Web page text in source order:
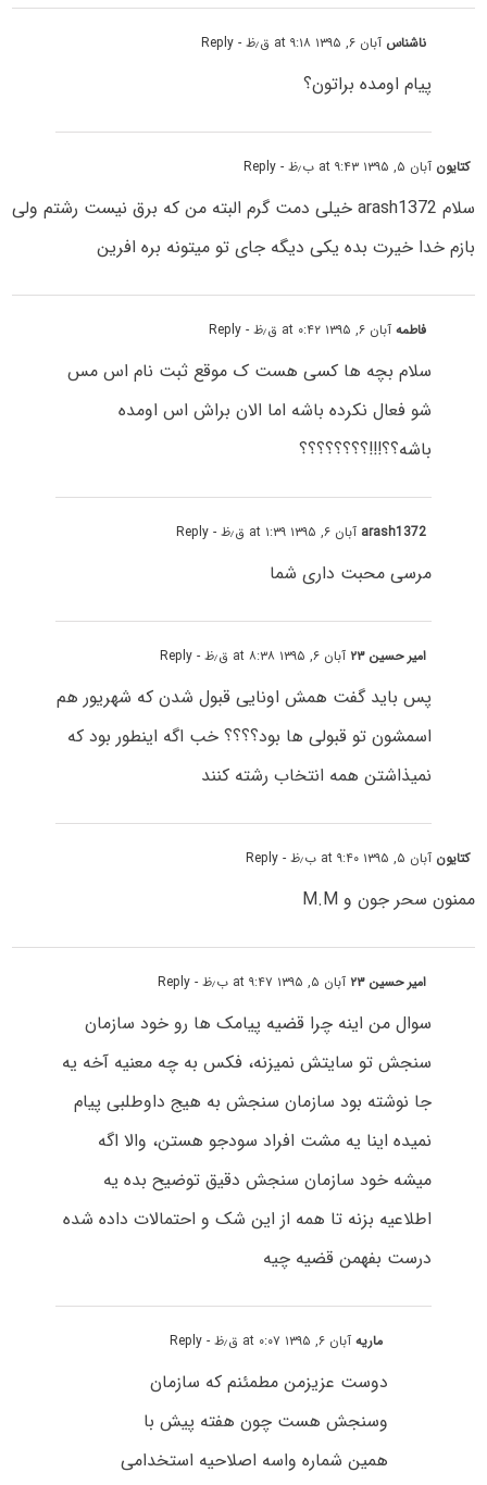
ناشناس آبان ۶, ۱۳۹۵ at ۹:۱۸ ق٫ظ - Reply
پیام اومده براتون؟
کتایون آبان ۵, ۱۳۹۵ at ۹:۴۳ ب٫ظ - Reply
سلام arash1372 خیلی دمت گرم البته من که برق نیست رشتم ولی
بازم خدا خیرت بده یکی دیگه جای تو میتونه بره افرین
فاطمهآبان ۶, ۱۳۹۵ at ۰:۴۲ ق٫ظ - Reply
سلام بچه ها کسی هست ک موقع ثبت نام اس مس
شو فعال نکرده باشه اما الان براش اس اومده
باشه؟؟!!!؟؟؟؟؟؟؟؟
arash1372 آبان ۶, ۱۳۹۵ at ۱:۳۹ ق٫ظ - Reply
مرسی محبت داری شما
امیر حسین ۲۳ آبان ۶, ۱۳۹۵ at ۸:۳۸ ق٫ظ - Reply
پس باید گفت همش اونایی قبول شدن که شهریور هم
اسمشون تو قبولی ها بود؟؟؟؟ خب اگه اینطور بود که
نمیذاشتن همه انتخاب رشته کنند
کتایون آبان ۵, ۱۳۹۵ at ۹:۴۰ ب٫ظ - Reply
ممنون سحر جون و M.M
امیر حسین ۲۳ آبان ۵, ۱۳۹۵ at ۹:۴۷ ب٫ظ - Reply
سوال من اینه چرا قضیه پیامک ها رو خود سازمان
سنجش تو سایتش نمیزنه، فکس به چه معنیه آخه یه
جا نوشته بود سازمان سنجش به هیج داوطلبی پیام
نمیده اینا یه مشت افراد سودجو هستن، والا اگه
میشه خود سازمان سنجش دقیق توضیح بده یه
اطلاعیه بزنه تا همه از این شک و احتمالات داده شده
درست بفهمن قضیه چیه
ماریهآبان ۶, ۱۳۹۵ at ۰:۰۷ ق٫ظ - Reply
دوست عزیزمن مطمئنم که سازمان
وسنجش هست چون هفته پیش با
همین شماره واسه اصلاحیه استخدامی